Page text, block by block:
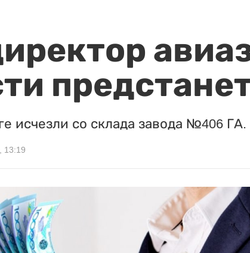
исчезли со склада завода №406 ГА.
13:19